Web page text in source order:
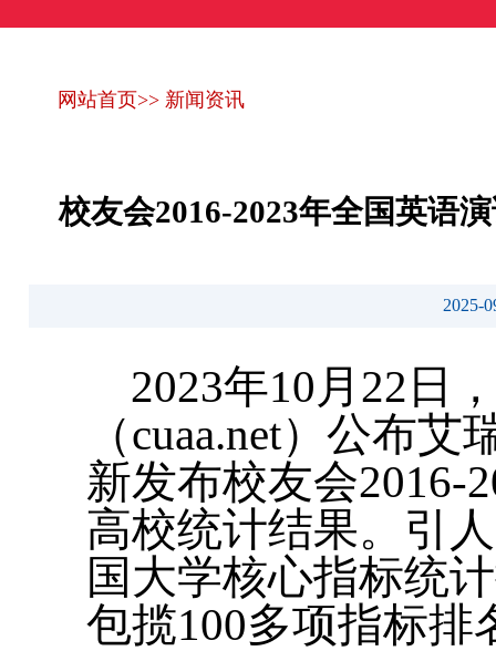
网站首页>> 新闻资讯
校友会2016-2023年全国英语
2025-
2023年10月22日
（cuaa.net）公布
新发布校友会2016-
高校统计结果。引
国大学核心指标统
包揽100多项指标排